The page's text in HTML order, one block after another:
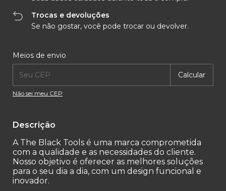
Trocas e devoluções
Se não gostar, você pode trocar ou devolver.
Entregas para o CEP:
Meios de envio
Calcular
Não sei meu CEP
Descrição
A The Black Tools é uma marca comprometida
com a qualidade e as necessidades do cliente.
Nosso objetivo é oferecer as melhores soluções
para o seu dia a dia, com um design funcional e
inovador.